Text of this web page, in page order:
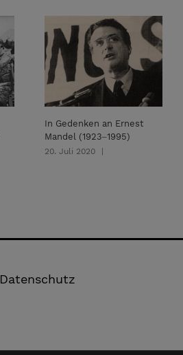
In Gedenken an Ernest
Mandel (1923‒1995)
20. Juli 2020 |
Datenschutz